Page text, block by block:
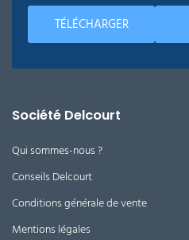
TÉLÉCHARGER
Société Delcourt
Qui sommes-nous ?
Conseils Delcourt
Conditions générale de vente
Mentions légales